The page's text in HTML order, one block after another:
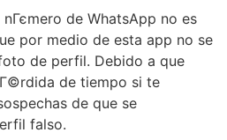
de WhatsApp no es
por medio de esta app no se
de perfil. Debido a que
de tiempo si te
de que se
falso.